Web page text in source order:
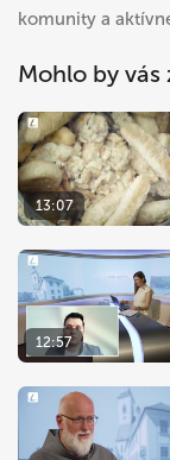
komunity a
Mohlo by vás
13:07
12:57